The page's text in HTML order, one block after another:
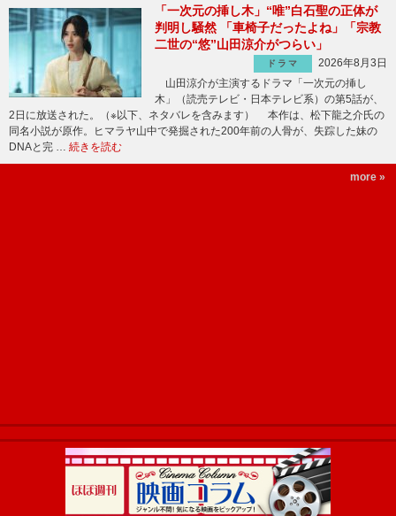
「一次元の挿し木」“唯”白石聖の正体が
判明し騒然 「車椅子だったよね」「宗教
二世の“悠”山田涼介がつらい」
ドラマ
2026年8月3日
山田涼介が主演するドラマ「一次元の挿し
木」（読売テレビ・日本テレビ系）の第5話が、
2日に放送された。（※以下、ネタバレを含みます） 本作は、松下龍之介氏の
同名小説が原作。ヒマラヤ山中で発掘された200年前の人骨が、失踪した妹の
DNAと完 … 続きを読む
more »